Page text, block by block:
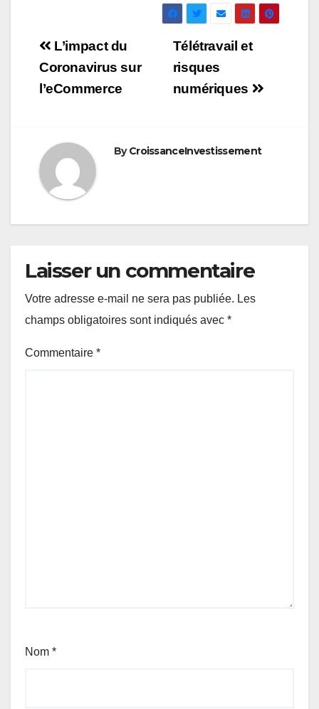
Navigation
de
l’article
Télétravail et
risques
numériques
L’impact du
Coronavirus sur
l’eCommerce
ByCroissanceInvestissement
Laisser un commentaire
Votre adresse e-mail ne sera pas publiée. Les
champs obligatoires sont indiqués avec *
Commentaire *
Nom *